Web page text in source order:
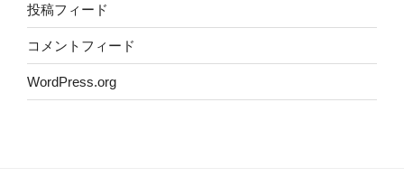
投稿フィード
コメントフィード
WordPress.org